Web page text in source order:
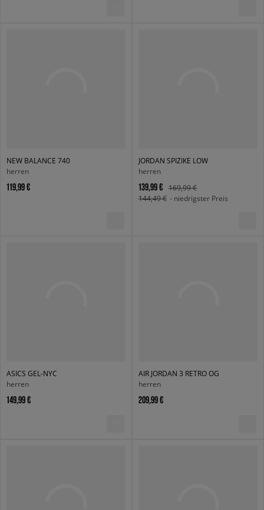
NEW BALANCE 740
herren
119,99 €
JORDAN SPIZIKE LOW
herren
139,99 €
169,99 €
144,49 € - niedrigster Preis
ASICS GEL-NYC
herren
149,99 €
AIR JORDAN 3 RETRO OG
herren
209,99 €